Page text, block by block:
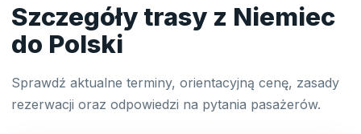
Szczegóły trasy z Niemiec
do Polski
Sprawdź aktualne terminy, orientacyjną cenę, zasady
rezerwacji oraz odpowiedzi na pytania pasażerów.